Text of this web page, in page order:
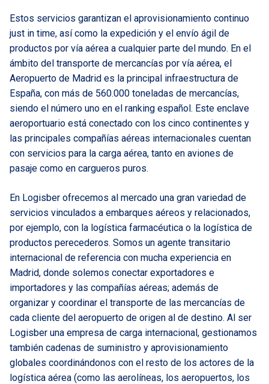
Estos servicios garantizan el aprovisionamiento continuo
just in time, así como la expedición y el envío ágil de
productos por vía aérea a cualquier parte del mundo. En el
ámbito del transporte de mercancías por vía aérea, el
Aeropuerto de Madrid es la principal infraestructura de
España, con más de 560.000 toneladas de mercancías,
siendo el número uno en el ranking español. Este enclave
aeroportuario está conectado con los cinco continentes y
las principales compañías aéreas internacionales cuentan
con servicios para la carga aérea, tanto en aviones de
pasaje como en cargueros puros.
En Logisber ofrecemos al mercado una gran variedad de
servicios vinculados a embarques aéreos y relacionados,
por ejemplo, con la logística farmacéutica o la logística de
productos perecederos. Somos un agente transitario
internacional de referencia con mucha experiencia en
Madrid, donde solemos conectar exportadores e
importadores y las compañías aéreas; además de
organizar y coordinar el transporte de las mercancías de
cada cliente del aeropuerto de origen al de destino. Al ser
Logisber una empresa de carga internacional, gestionamos
también cadenas de suministro y aprovisionamiento
globales coordinándonos con el resto de los actores de la
logística aérea (como las aerolíneas, los aeropuertos, los